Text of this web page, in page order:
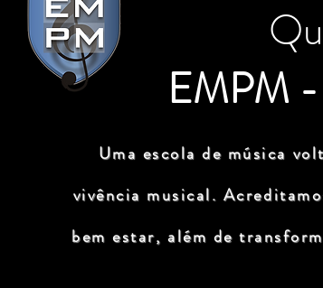
EMPM -
Uma escola de música
vivência musical.
bem estar, além de